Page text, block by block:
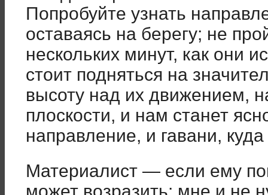
Попробуйте узнать
оставаясь на берегу; не
нескольких минут, как они
стоит подняться на
высоту над их движением,
плоскости, и нам станет
направление, и гавани,
Материалист — если ему